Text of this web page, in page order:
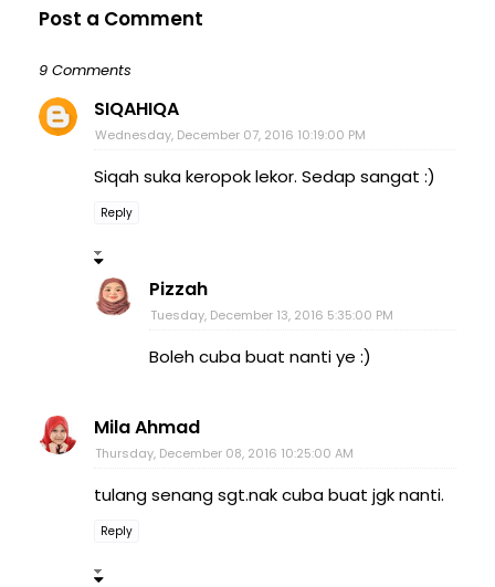
Post a Comment
9 Comments
SIQAHIQA
Wednesday, December 07, 2016 10:19:00 PM
Siqah suka keropok lekor. Sedap sangat :)
Reply
Pizzah
Tuesday, December 13, 2016 5:35:00 PM
Boleh cuba buat nanti ye :)
Mila Ahmad
Thursday, December 08, 2016 10:25:00 AM
tulang senang sgt.nak cuba buat jgk nanti.
Reply